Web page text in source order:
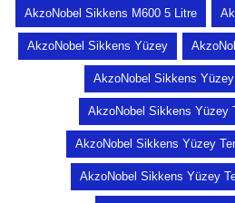
AkzoNobel Sikkens M600 5 Litre
AkzoNobel Sikkens Yüzey
AkzoNobel Sikkens
AkzoNobel Sikkens Yüzey
AkzoNobel Sikkens Yüzey
AkzoNobel Sikkens Yüzey